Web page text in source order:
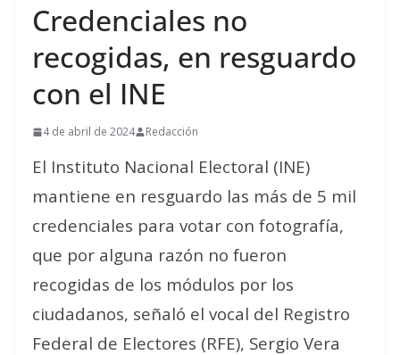
Credenciales no
recogidas, en resguardo
con el INE
4 de abril de 2024 Redacción
El Instituto Nacional Electoral (INE)
mantiene en resguardo las más de 5 mil
credenciales para votar con fotografía,
que por alguna razón no fueron
recogidas de los módulos por los
ciudadanos, señaló el vocal del Registro
Federal de Electores (RFE), Sergio Vera